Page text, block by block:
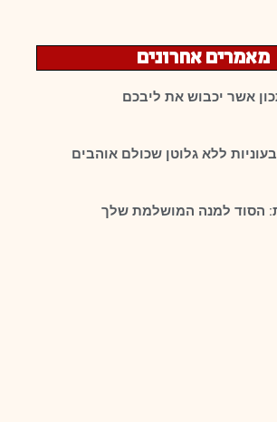
מאמרים אחרונים
אשר יכבוש את ליבכם
ללא גלוטן שכולם אוהבים
הסוד למנה המושלמת שלך